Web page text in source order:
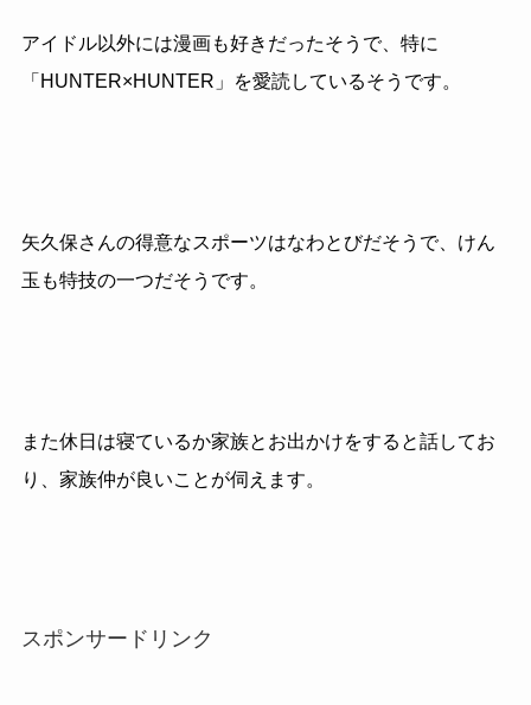
アイドル以外には漫画も好きだったそうで、特に
「HUNTER×HUNTER」を愛読しているそうです。
矢久保さんの得意なスポーツはなわとびだそうで、けん
玉も特技の一つだそうです。
また休日は寝ているか家族とお出かけをすると話してお
り、家族仲が良いことが伺えます。
スポンサードリンク